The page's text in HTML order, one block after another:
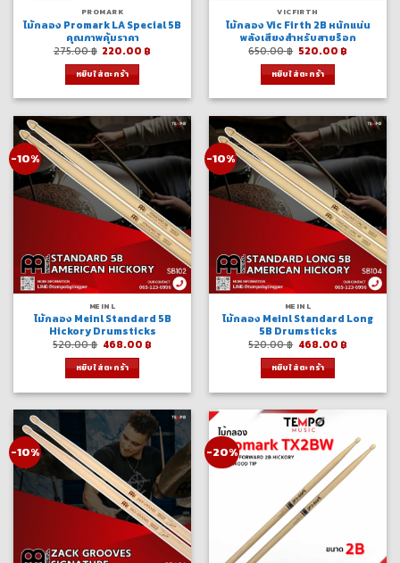
PROMARK
ไม้กลอง Promark LA Special 5B
คุณภาพคุ้มราคา
275.00฿ Original
was:
275.00 ฿.
220.00 ฿
หยิบใส่ตะกร้า
VICFIRTH
ไม้กลอง Vic Firth 2B หนักแน่น
พลังเสียงสำหรับสายร็อก
650.00฿ Original
was:
650.00 ฿.
520.00 ฿Current
หยิบใส่ตะกร้า
-10%
MEINL
ไม้กลอง Meinl Standard 5B
Hickory Drumsticks
520.00฿ Original
was:
520.00 ฿.
468.00 ฿Current
หยิบใส่ตะกร้า
-10%
MEINL
ไม้กลอง Meinl Standard Long
5B Drumsticks
520.00฿ Original
was:
520.00 ฿.
468.00 ฿Current
หยิบใส่ตะกร้า
-10% -20%